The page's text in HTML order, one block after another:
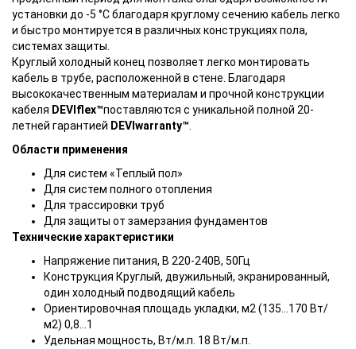
установки до -5 °C благодаря круглому сечению кабель легко
и быстро монтируется в различных конструкциях пола,
системах защиты.
Круглый холодный конец позволяет легко монтировать
кабель в трубе, расположенной в стене. Благодаря
высококачественным материалам и прочной конструкции
кабеля DEVIflex™поставляются с уникальной полной 20-
летней гарантией DEVIwarranty™.
Области применения
Для систем «Теплый пол»
Для систем полного отопления
Для трассировки труб
Для защиты от замерзания фундаментов
Технические характеристики
Напряжение питания, В 220-240В, 50Гц
Конструкция Круглый, двужильный, экранированный,
один холодный подводящий кабель
Ориентировочная площадь укладки, м2 (135...170 Вт/
м2) 0,8...1
Удельная мощность, Вт/м.п. 18 Вт/м.п.